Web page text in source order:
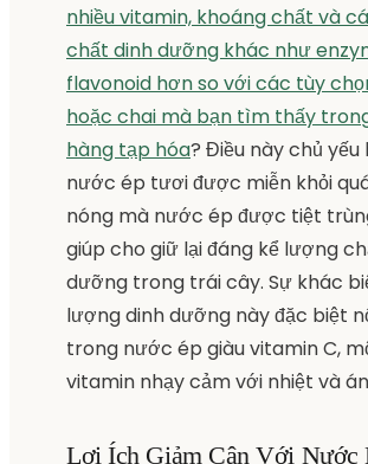
nhiều vitamin, khoáng chất và
chất dinh dưỡng khác như
flavonoid hơn so với các tùy
hoặc chai mà bạn tìm thấy
hàng tạp hóa? Điều này chủ yếu
nước ép tươi được miễn khỏi
nóng mà nước ép được tiệt
giúp cho giữ lại đáng kể lượng
dưỡng trong trái cây. Sự khác
lượng dinh dưỡng này đặc biệt
trong nước ép giàu vitamin C,
vitamin nhạy cảm với nhiệt và
Lợi Ích Giảm Cân Với Nước